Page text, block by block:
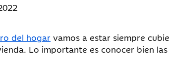
del hogar vamos a estar siempre
Lo importante es conocer bien